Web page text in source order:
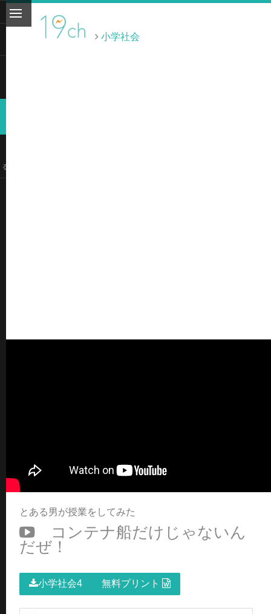
？
小学社会
とある男が授業をしてみた
コンテナ船だけじゃないん
だぜ！
小学社会4 無料プリント